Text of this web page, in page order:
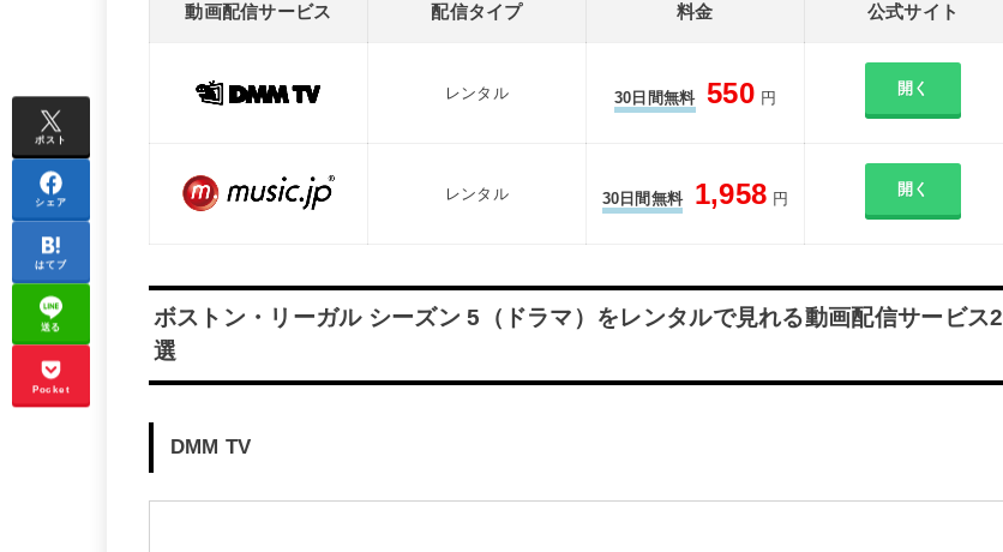
動画配信サービス 配信タイプ 料金 公式サイト
レンタル 30日間無料 550 円 開く
レンタル 30日間無料 1,958 円 開く
ボストン・リーガル シーズン 5（ドラマ）をレンタルで見れる動画配信サービス2
選
DMM TV
ポスト
シェア
はてブ
送る
Pocket